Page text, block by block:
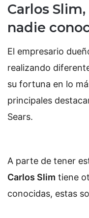
Carlos
nadie
El empresario
realizando
su fortuna en lo
principales
Sears.
A parte de tener
Carlos Slim tiene
conocidas, estas